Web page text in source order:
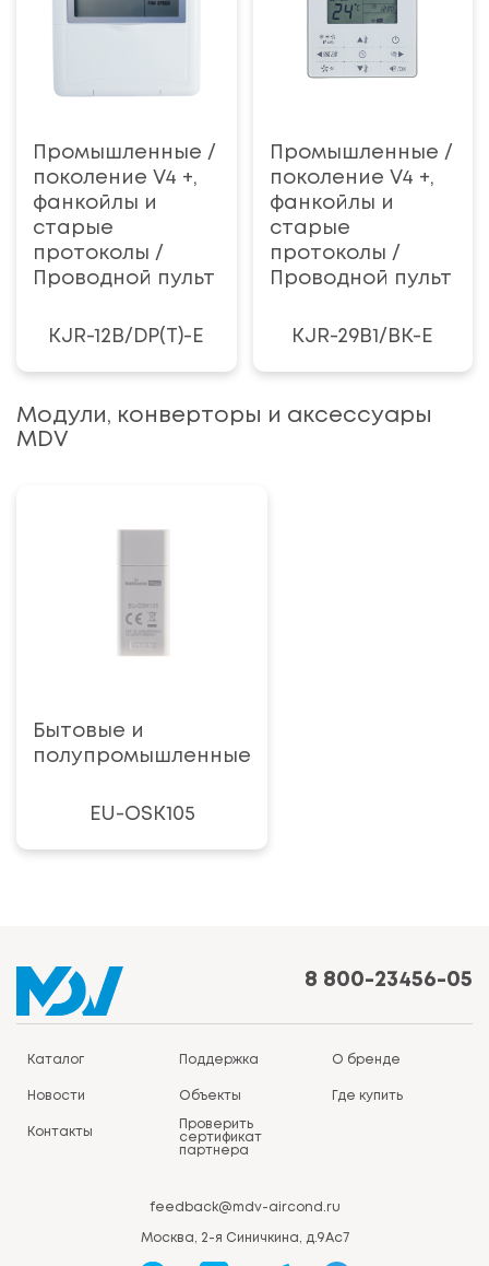
Промышленные /
поколение V4 +,
фанкойлы и
старые
протоколы /
Проводной пульт
KJR-12B/DP(T)-E
Промышленные /
поколение V4 +,
фанкойлы и
старые
протоколы /
Проводной пульт
KJR-29B1/BK-E
Модули, конверторы и аксессуары
MDV
Бытовые и
полупромышленные
EU-OSK105
8 800-23456-05
Каталог Поддержка О бренде
Новости Объекты Где купить
Контакты
Проверить
сертификат
партнера
feedback@mdv-aircond.ru
Москва, 2-я Синичкина, д.9Ас7